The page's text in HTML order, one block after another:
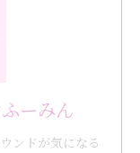
ーみん
ンドが気になる